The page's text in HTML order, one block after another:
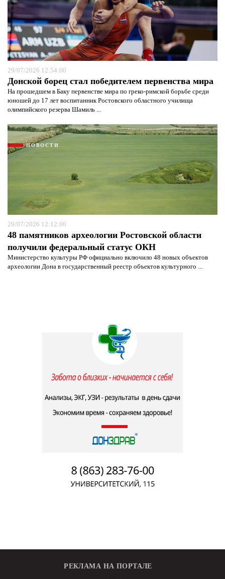
29/07/2026 12:54:00
Донской борец стал победителем первенства мира
На прошедшем в Баку первенстве мира по греко-римской борьбе среди
юношей до 17 лет воспитанник Ростовского областного училища
олимпийского резерва Шамиль ...
НОВОСТИ
29/07/2026 12:12:00
48 памятников археологии Ростовской области
получили федеральный статус ОКН
Министерство культуры РФ официально включило 48 новых объектов
археологии Дона в государственный реестр объектов культурного ...
РЕКЛАМА НА ПОРТАЛЕ